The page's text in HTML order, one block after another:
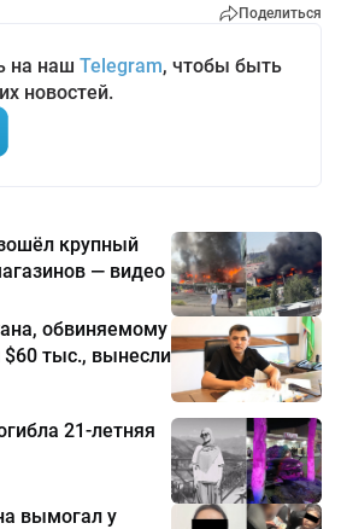
Поделиться
на наш Telegram, чтобы быть
новостей.
крупный
— видео
обвиняемому
$60 тыс., вынесли
21-летняя
вымогал у